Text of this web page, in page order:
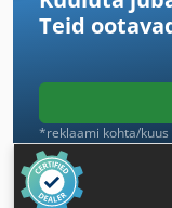
Teid
*reklaami kohta/kuus